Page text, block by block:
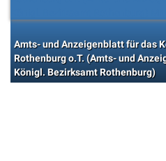
Amts- und Anzeigenblatt für das
Rothenburg o.T. (Amts- und
Königl. Bezirksamt Rothenburg)